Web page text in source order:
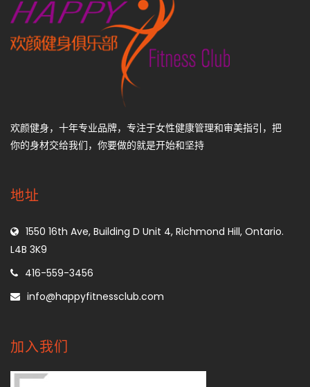
欢颜健身，十年专业品牌，专注于女性健康管理和审美指引，把
你的身材交给我们，你要做的就是开始和坚持
地址
1550 16th Ave, Building D Unit 4, Richmond Hill, Ontario.
L4B 3K9
416-559-3456
info@happyfitnessclub.com
加入我们